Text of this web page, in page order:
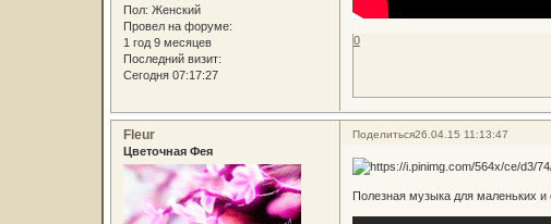
Пол: Женский
Провел на форуме:
1 год 9 месяцев
Последний визит:
Сегодня 07:17:27
0
Поделиться26.04.15 11:13:47
Fleur
Цветочная Фея
Полезная музыка для маленьких